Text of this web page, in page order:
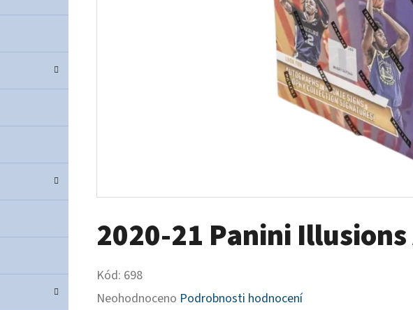
2020-21 Panini
Kód: 698
Průměrné
Neohodnoceno Podrobnosti hodnocení